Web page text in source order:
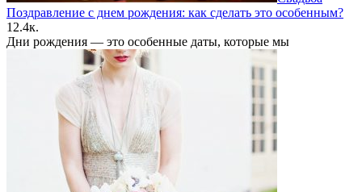
Поздравление с днем рождения: как сделать это особенным?
1 2.4к.
Дни рождения — это особенные даты, которые мы